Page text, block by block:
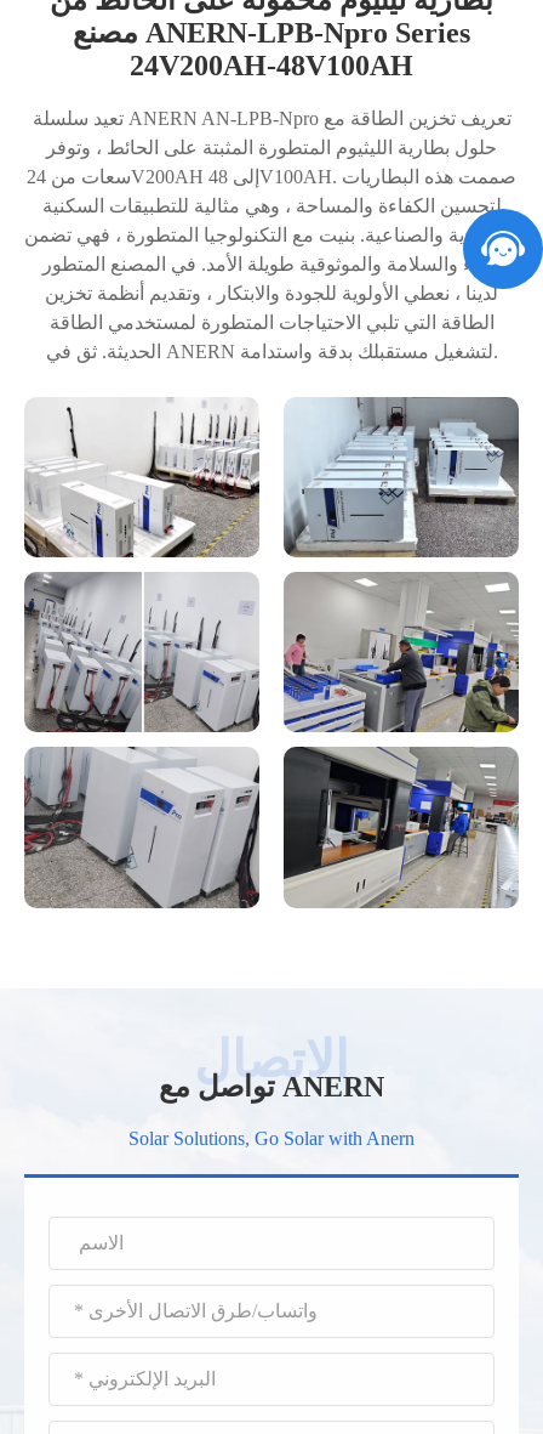
مصنع ANERN-LPB-Npro Series
24V200AH-48V100AH
تعيد سلسلة ANERN AN-LPB-Npro تعريف تخزين الطاقة مع
حلول بطارية الليثيوم المتطورة المثبتة على الحائط ، وتوفر
سعات من 24V200AH إلى 48V100AH. صممت هذه البطاريات
لتحسين الكفاءة والمساحة ، وهي مثالية للتطبيقات السكنية
والتجارية والصناعية. بنيت مع التكنولوجيا المتطورة ، فهي تضمن
الأداء والسلامة والموثوقية طويلة الأمد. في المصنع المتطور
لدينا ، نعطي الأولوية للجودة والابتكار ، وتقديم أنظمة تخزين
الطاقة التي تلبي الاحتياجات المتطورة لمستخدمي الطاقة
الحديثة. ثق في ANERN لتشغيل مستقبلك بدقة واستدامة.
تواصل مع ANERN
Solar Solutions, Go Solar with Anern